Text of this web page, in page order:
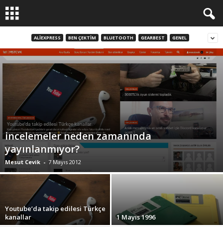
ALIEXPRESS BEN ÇEKTIM BLUETOOTH GEARBEST GENEL
incelemeler neden zamanında
yayınlanmıyor?
Mesut Cevik - 7 Mayıs 2012
Youtube’da takip edilesi Türkçe
kanallar
1 Mayıs 1996